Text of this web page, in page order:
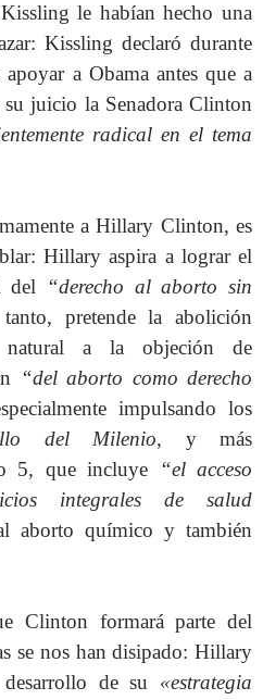
le habían hecho una
Kissling declaró durante
a Obama antes que a
juicio la Senadora Clinton
radical en el tema
a Hillary Clinton, es
Hillary aspira a lograr el
del “derecho al aborto sin
pretende la abolición
natural a la objeción de
“del aborto como derecho
impulsando los
del Milenio, y más
5, que incluye
“el acceso
integrales de salud
aborto químico y también
Clinton formará parte del
se nos han disipado: Hillary
de su «estrategia